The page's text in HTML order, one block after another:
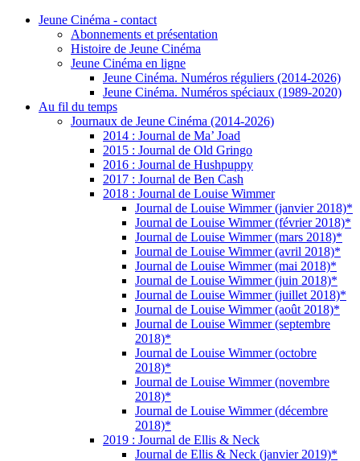
Jeune Cinéma - contact
Abonnements et présentation
Histoire de Jeune Cinéma
Jeune Cinéma en ligne
Jeune Cinéma. Numéros réguliers (2014-2026)
Jeune Cinéma. Numéros spéciaux (1989-2020)
Au fil du temps
Journaux de Jeune Cinéma (2014-2026)
2014 : Journal de Ma’ Joad
2015 : Journal de Old Gringo
2016 : Journal de Hushpuppy
2017 : Journal de Ben Cash
2018 : Journal de Louise Wimmer
Journal de Louise Wimmer (janvier 2018)*
Journal de Louise Wimmer (février 2018)*
Journal de Louise Wimmer (mars 2018)*
Journal de Louise Wimmer (avril 2018)*
Journal de Louise Wimmer (mai 2018)*
Journal de Louise Wimmer (juin 2018)*
Journal de Louise Wimmer (juillet 2018)*
Journal de Louise Wimmer (août 2018)*
Journal de Louise Wimmer (septembre
2018)*
Journal de Louise Wimmer (octobre
2018)*
Journal de Louise Wimmer (novembre
2018)*
Journal de Louise Wimmer (décembre
2018)*
2019 : Journal de Ellis & Neck
Journal de Ellis & Neck (janvier 2019)*